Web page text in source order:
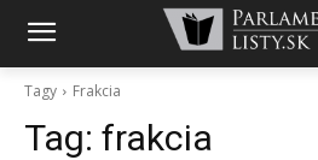
Tagy Frakcia
Tag: frakcia